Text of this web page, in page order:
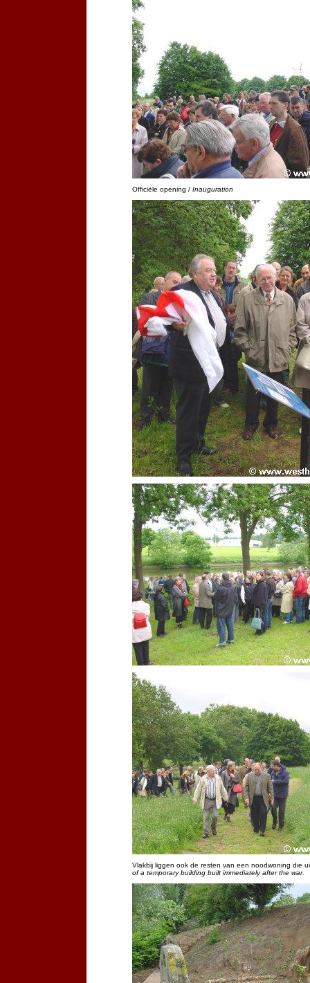
Officiële opening / Inauguration
Vlakbij liggen ook de resten van een noodwoning die
of a temporary building built immediately after the war.